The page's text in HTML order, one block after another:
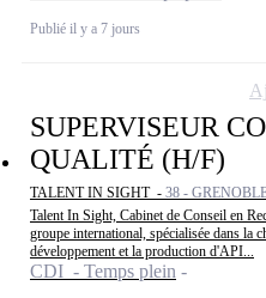
Publié il y a 7 jours
SUPERVISEUR
QUALITÉ (H/F)
TALENT IN SIGHT - 38 -
Talent In Sight, Cabinet de Conseil en
groupe international, spécialisée dans la
développement et la production d'API...
CDI - Temps plein